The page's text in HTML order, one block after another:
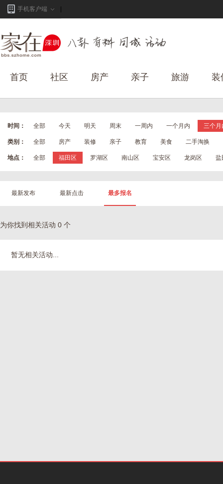
手机客户端
首页 社区 房产 亲子 旅游 装
时间： 全部 今天 明天 周末 一周内 一个月内 三个月
类别： 全部 房产 装修 亲子 教育 美食 二手淘换
地点： 全部 福田区 罗湖区 南山区 宝安区 龙岗区 盐
最新发布 最新点击 最多报名
为你找到相关活动 0 个
暂无相关活动...